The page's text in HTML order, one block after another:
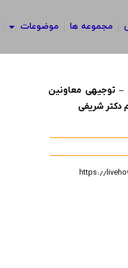
مجموعه ها موضوعات
توجیهی معاونین
دکتر شریفی